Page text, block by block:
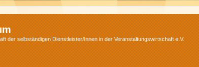
der selbständigen Dienstleister/Innen in der Veranstaltungswirtschaft e.V.